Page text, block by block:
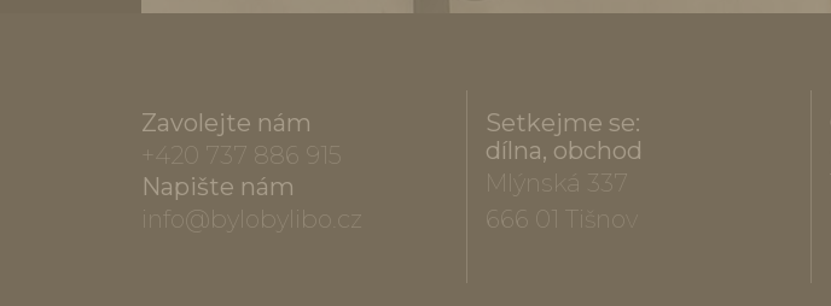
Zavolejte nám
+420 737 886 915
Napište nám
info@bylobylibo.cz
Setkejme se:
dílna, obchod
Mlýnská 337
666 01 Tišnov